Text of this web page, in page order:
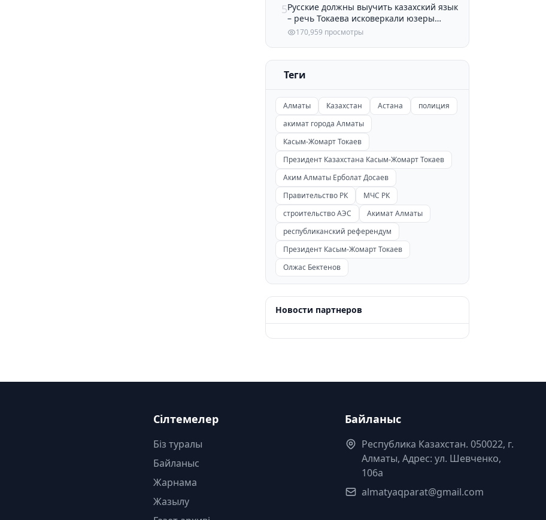
5Русские должны выучить казахский язык
– речь Токаева исковеркали юзеры
Казнета
170,959 просмотры
Теги
Алматы Казахстан Астана
полиция
акимат города Алматы
Касым-Жомарт Токаев
Президент Казахстана Касым-Жомарт Токаев
Аким Алматы Ерболат Досаев
Правительство РК
МЧС РК
строительство АЭС
Акимат Алматы
республиканский референдум
Президент Касым-Жомарт Токаев
Олжас Бектенов
Новости партнеров
Сілтемелер
Біз туралы
Байланыс
Жарнама
Жазылу
Байланыс
Республика Казахстан. 050022, г.
Алматы, Адрес: ул. Шевченко,
106а
almatyaqparat@gmail.com